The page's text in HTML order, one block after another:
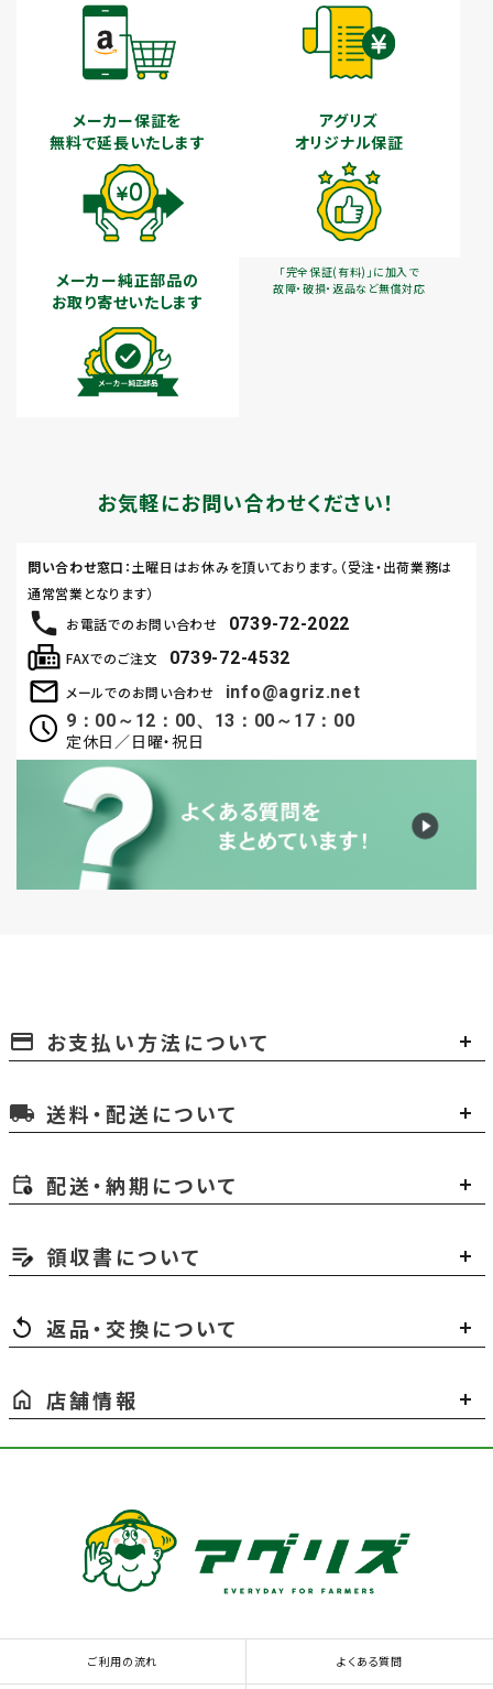
メーカー保証を
無料で延長いたします
アグリズ
オリジナル保証
「完全保証(有料)」に加入で
故障・破損・返品など無償対応
メーカー純正部品の
お取り寄せいたします
お気軽にお問い合わせください！
お電話でのお問い合わせ 0739-72-2022
メールでのお問い合わせ
info@agriz.net
9：00～12：00、13：00～17：00
定休日／日曜・祝日
FAXでのご注文 0739-72-4532
問い合わせ窓口 ：土曜日はお休みを頂いております。（受注・出荷業務は
通常営業となります）
payment お支払い方法について
local_shipping 送料・配送について
配送・納期について
領収書について
返品・交換について
店舗情報
ご利用の流れ よくある質問